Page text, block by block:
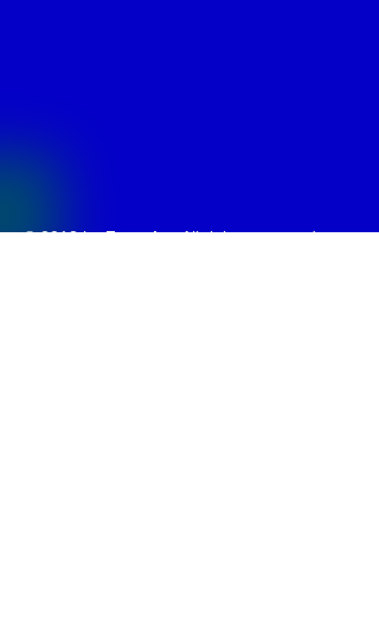
© 2013 byFontajet. All rights reserved.